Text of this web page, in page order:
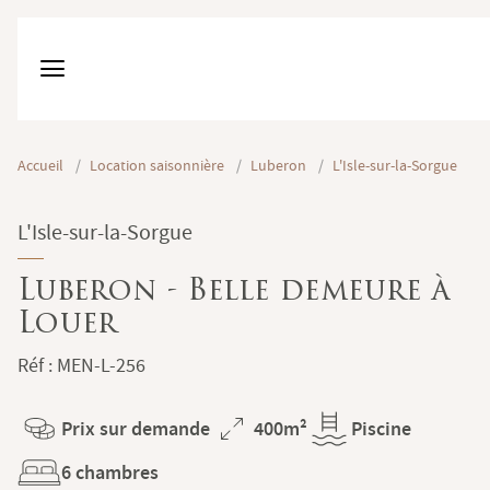
Accueil / Location saisonnière / Luberon / L'Isle-sur-la-Sorgue
L'Isle-sur-la-Sorgue
Luberon - Belle demeure à
Louer
Réf : MEN-L-256
Prix
Prix sur demande
Superficie
400m²
Piscine
6 chambres